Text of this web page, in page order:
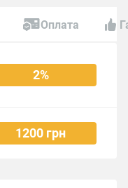
Оплата
2%
1200 грн